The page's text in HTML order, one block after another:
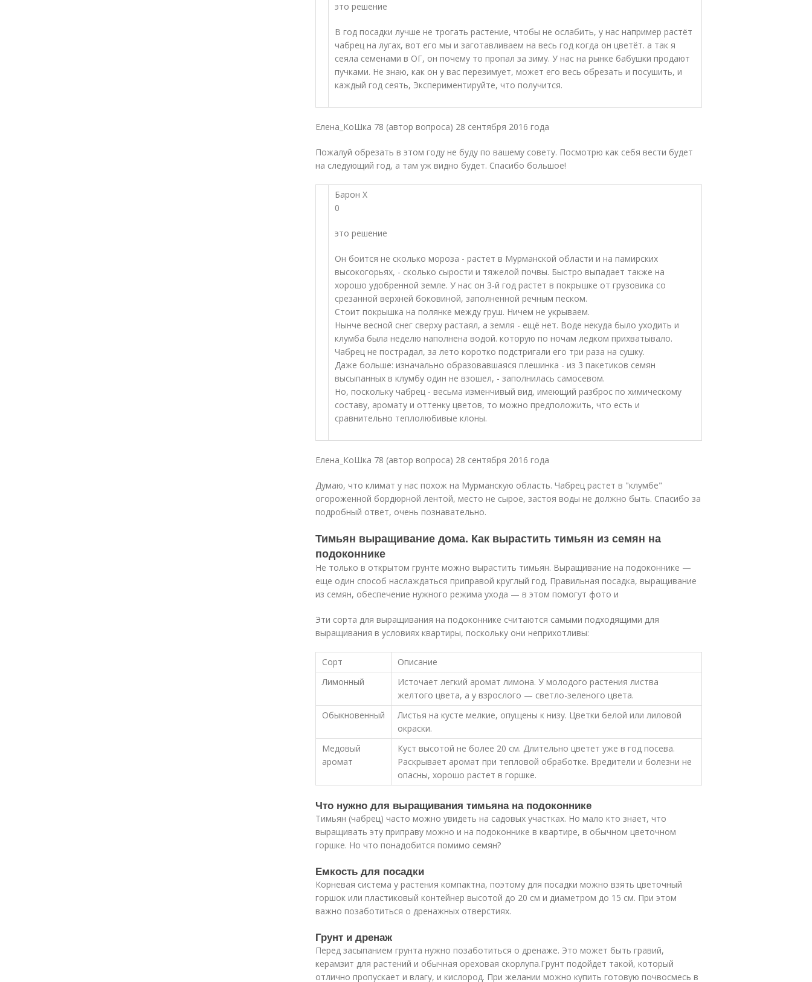
это решение
В год посадки лучше не трогать растение, чтобы не ослабить, у нас например растёт
чабрец на лугах, вот его мы и заготавливаем на весь год когда он цветёт. а так я
сеяла семенами в ОГ, он почему то пропал за зиму. У нас на рынке бабушки продают
пучками. Не знаю, как он у вас перезимует, может его весь обрезать и посушить, и
каждый год сеять, Экспериментируйте, что получится.
Елена_КоШка 78 (автор вопроса) 28 сентября 2016 года
Пожалуй обрезать в этом году не буду по вашему совету. Посмотрю как себя вести будет
на следующий год, а там уж видно будет. Спасибо большое!
Барон Х
0
это решение
Он боится не сколько мороза - растет в Мурманской области и на памирских
высокогорьях, - сколько сырости и тяжелой почвы. Быстро выпадает также на
хорошо удобренной земле. У нас он 3-й год растет в покрышке от грузовика со
срезанной верхней боковиной, заполненной речным песком.
Стоит покрышка на полянке между груш. Ничем не укрываем.
Нынче весной снег сверху растаял, а земля - ещё нет. Воде некуда было уходить и
клумба была неделю наполнена водой. которую по ночам ледком прихватывало.
Чабрец не пострадал, за лето коротко подстригали его три раза на сушку.
Даже больше: изначально образовавшаяся плешинка - из 3 пакетиков семян
высыпанных в клумбу один не взошел, - заполнилась самосевом.
Но, поскольку чабрец - весьма изменчивый вид, имеющий разброс по химическому
составу, аромату и оттенку цветов, то можно предположить, что есть и
сравнительно теплолюбивые клоны.
Елена_КоШка 78 (автор вопроса) 28 сентября 2016 года
Думаю, что климат у нас похож на Мурманскую область. Чабрец растет в "клумбе"
огороженной бордюрной лентой, место не сырое, застоя воды не должно быть. Спасибо за
подробный ответ, очень познавательно.
Тимьян выращивание дома. Как вырастить тимьян из семян на
подоконнике
Не только в открытом грунте можно вырастить тимьян. Выращивание на подоконнике —
еще один способ наслаждаться приправой круглый год. Правильная посадка, выращивание
из семян, обеспечение нужного режима ухода — в этом помогут фото и
Эти сорта для выращивания на подоконнике считаются самыми подходящими для
выращивания в условиях квартиры, поскольку они неприхотливы:
Сорт
Описание
Лимонный
Источает легкий аромат лимона. У молодого растения листва
желтого цвета, а у взрослого — светло-зеленого цвета.
Обыкновенный
Листья на кусте мелкие, опущены к низу. Цветки белой или лиловой
окраски.
Медовый
аромат
Куст высотой не более 20 см. Длительно цветет уже в год посева.
Раскрывает аромат при тепловой обработке. Вредители и болезни не
опасны, хорошо растет в горшке.
Что нужно для выращивания тимьяна на подоконнике
Тимьян (чабрец) часто можно увидеть на садовых участках. Но мало кто знает, что
выращивать эту приправу можно и на подоконнике в квартире, в обычном цветочном
горшке. Но что понадобится помимо семян?
Емкость для посадки
Корневая система у растения компактна, поэтому для посадки можно взять цветочный
горшок или пластиковый контейнер высотой до 20 см и диаметром до 15 см. При этом
важно позаботиться о дренажных отверстиях.
Грунт и дренаж
Перед засыпанием грунта нужно позаботиться о дренаже. Это может быть гравий,
керамзит для растений и обычная ореховая скорлупа.Грунт подойдет такой, который
отлично пропускает и влагу, и кислород. При желании можно купить готовую почвосмесь в